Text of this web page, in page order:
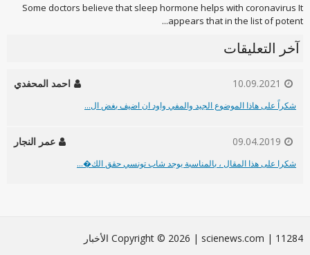
Some doctors believe that sleep hormone helps with coronavirus It
appears that in the list of potent...
آخر التعليقات
احمد المحفدي 10.09.2021
شكراً على هاذا الموضوع الجيد والمفي واود ان اضيف بغض ال...
عمر النجار 09.04.2019
شكرا على هذا المقال ، بالمناسبة يوجد شاب تونسي حقق الك�...
Сopyright © 2026 | scienews.com | 11284 الأخبار